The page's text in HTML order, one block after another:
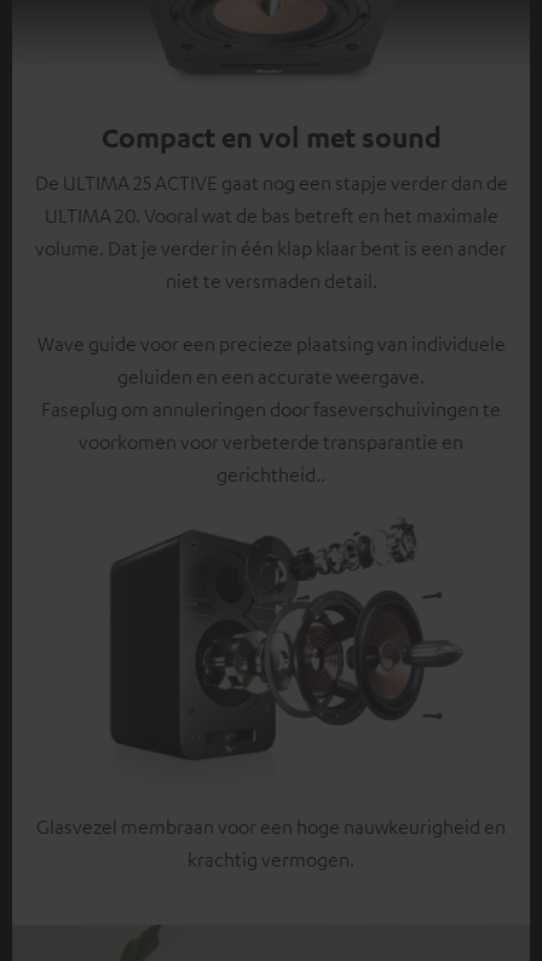
Compact en vol met sound
De ULTIMA 25 ACTIVE gaat nog een stapje verder dan de
ULTIMA 20. Vooral wat de bas betreft en het maximale
volume. Dat je verder in één klap klaar bent is een ander
niet te versmaden detail.
Wave guide voor een precieze plaatsing van individuele
geluiden en een accurate weergave.
Faseplug om annuleringen door faseverschuivingen te
voorkomen voor verbeterde transparantie en
gerichtheid..
Glasvezel membraan voor een hoge nauwkeurigheid en
krachtig vermogen.